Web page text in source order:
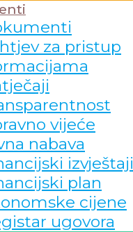
za pristup
vijeće
nabava
izvještaji
plan
cijene
ugovora